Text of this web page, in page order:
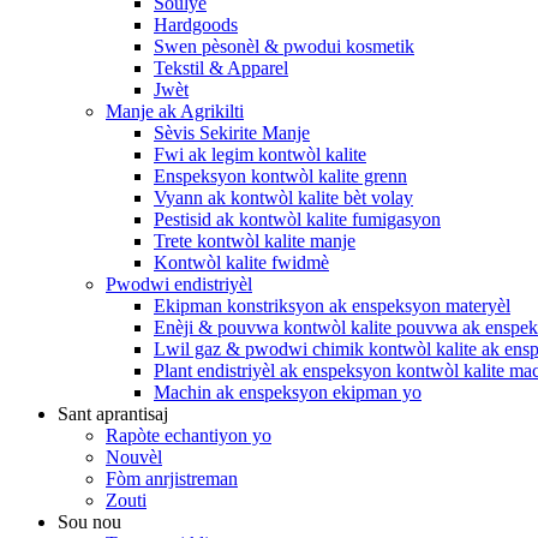
Hardgoods
Swen pèsonèl & pwodui kosmetik
Tekstil & Apparel
Jwèt
Manje ak Agrikilti
Sèvis Sekirite Manje
Fwi ak legim kontwòl kalite
Enspeksyon kontwòl kalite grenn
Vyann ak kontwòl kalite bèt volay
Pestisid ak kontwòl kalite fumigasyon
Trete kontwòl kalite manje
Kontwòl kalite fwidmè
Pwodwi endistriyèl
Ekipman konstriksyon ak enspeksyon materyèl
Enèji & pouvwa kontwòl kalite pouvwa ak
Lwil gaz & pwodwi chimik kontwòl kalite ak
Plant endistriyèl ak enspeksyon kontwòl kalite
Machin ak enspeksyon ekipman yo
Sant aprantisaj
Rapòte echantiyon yo
Nouvèl
Fòm anrjistreman
Zouti
Sou nou